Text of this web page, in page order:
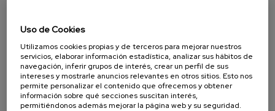
Objetivos de desarrollo sostenible
y neonatal
20 h. Español Euskera .
DESDE22 €
plazas
pasada
de
espera
de
matrícula
finalizado
Uso de Cookies
Utilizamos cookies propias y de terceros para mejorar nuestros
servicios, elaborar información estadística, analizar sus hábitos de
navegación, inferir grupos de interés, crear un perfil de sus
intereses y mostrarle anuncios relevantes en otros sitios. Esto nos
permite personalizar el contenido que ofrecemos y obtener
información sobre qué secciones suscitan interés,
permitiéndonos además mejorar la página web y su seguridad.